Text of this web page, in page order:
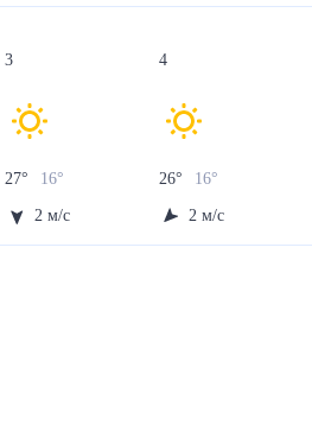
3
27° 16°
2 м/с
4
26° 16°
2 м/с